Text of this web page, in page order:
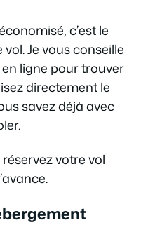
c’est le
Je vous conseille
ligne pour trouver
directement le
savez déjà avec
votre vol